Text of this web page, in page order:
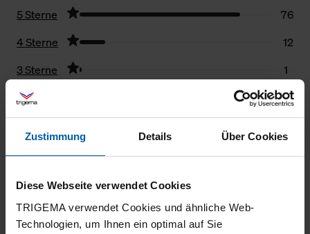
Zustimmung Details Über Cookies
Diese Webseite verwendet Cookies
TRIGEMA verwendet Cookies und ähnliche Web-
Technologien, um Ihnen ein optimal auf Sie
5 Sterne
76
4 Sterne
12
3 Sterne
1
2 Sterne
0
Filter zurücksetzen
5